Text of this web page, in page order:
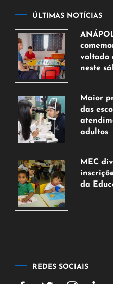
ÚLTIMAS NOTÍCIAS
voltado
neste
de
agosto
de
2026
Maior
das
adultos
de
agosto
de
MEC
da
REDES SOCIAIS